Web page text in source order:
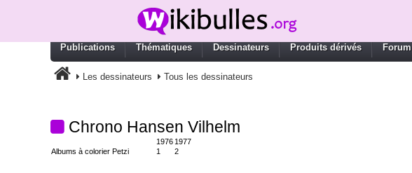
Publications Thématiques Dessinateurs Produits dérivés Forum
Les dessinateurs Tous les dessinateurs
Chrono Hansen Vilhelm
1976 1977
Albums à colorier Petzi
1 2